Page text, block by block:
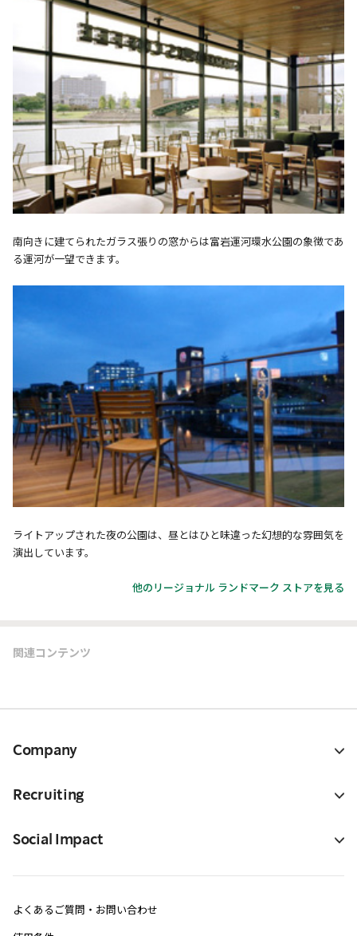
南向きに建てられたガラス張りの窓からは富岩運河環水公園の象徴であ
る運河が一望できます。
ライトアップされた夜の公園は、昼とはひと味違った幻想的な雰囲気を
演出しています。
他のリージョナル ランドマーク ストアを見る
関連コンテンツ
Company
Recruiting
Social Impact
よくあるご質問・お問い合わせ